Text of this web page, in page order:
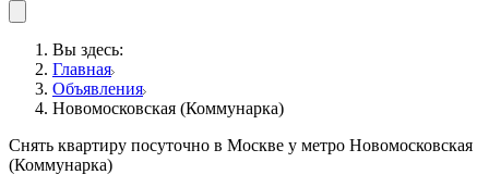
Вы здесь:
Главная
Объявления
Новомосковская (Коммунарка)
Снять квартиру посуточно в Москве у метро Новомосковская
(Коммунарка)